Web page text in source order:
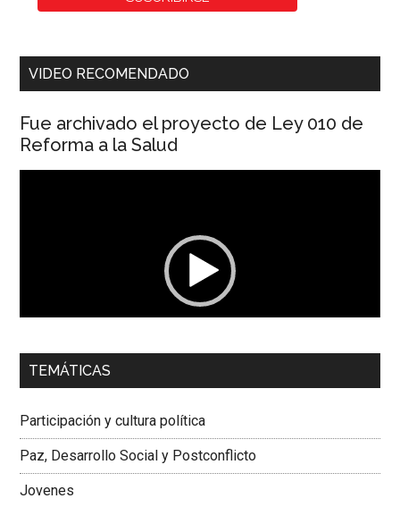
VIDEO RECOMENDADO
Fue archivado el proyecto de Ley 010 de
Reforma a la Salud
00:00 01:04
Dra. Carolina Corcho Mejía,Presidenta Corporación
Colombiana
TEMÁTICAS
Participación y cultura política
Paz, Desarrollo Social y Postconflicto
Jovenes